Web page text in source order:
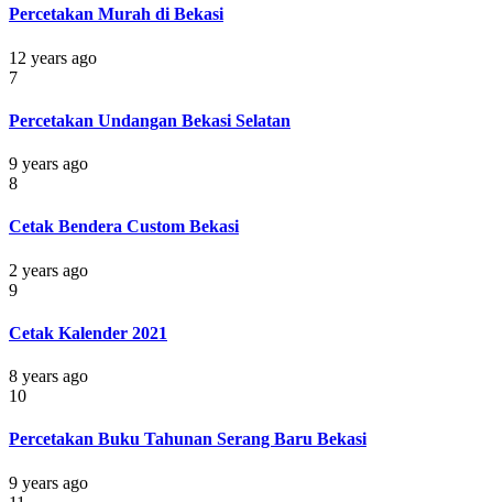
Percetakan Murah di Bekasi
12 years ago
7
Percetakan Undangan Bekasi Selatan
9 years ago
8
Cetak Bendera Custom Bekasi
2 years ago
9
Cetak Kalender 2021
8 years ago
10
Percetakan Buku Tahunan Serang Baru Bekasi
9 years ago